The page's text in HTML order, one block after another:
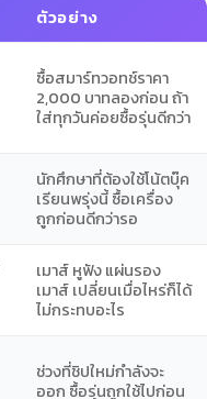
ตัวอย่าง
ซื้อสมาร์ทวอทช์ราคา
2,000 บาทลองก่อน ถ้า
ใส่ทุกวันค่อยซื้อรุ่นดีกว่า
นักศึกษาที่ต้องใช้โน้ตบุ๊ค
เรียนพรุ่งนี้ ซื้อเครื่อง
ถูกก่อนดีกว่ารอ
เมาส์ หูฟัง แผ่นรอง
เมาส์ เปลี่ยนเมื่อไหร่ก็ได้
ไม่กระทบอะไร
ช่วงที่ชิปใหม่กำลังจะ
ออก ซื้อรุ่นถูกใช้ไปก่อน